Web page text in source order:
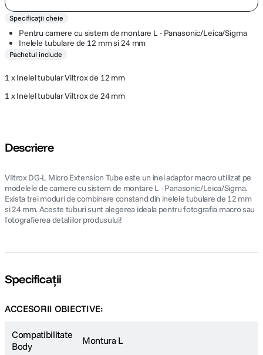
Specificații cheie
Pentru camere cu sistem de montare L - Panasonic/Leica/Sigma
Inelele tubulare de 12 mm si 24 mm
Pachetul include
1 x Inelel tubular Viltrox de 12 mm
1 x Inelel tubular Viltrox de 24 mm
Descriere
Viltrox DG-L Micro Extension Tube este un inel adaptor macro utilizat pe
modelele de camere cu sistem de montare L - Panasonic/Leica/Sigma.
Exista trei moduri de combinare constand din inelele tubulare de 12 mm
si 24 mm. Aceste tuburi sunt alegerea ideala pentru fotografia macro sau
fotografierea detaliilor produsului!
Specificații
ACCESORII OBIECTIVE:
Compatibilitate
Body
Montura L